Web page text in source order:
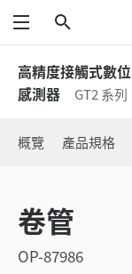
功能表
高精度接觸式數位
感測器
GT2 系列
概覽 產品規格
卷管
OP-87986